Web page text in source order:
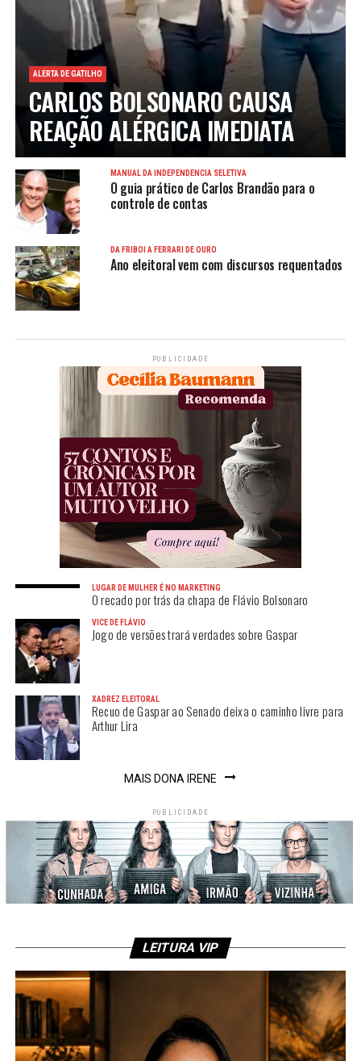
ALERTA DE GATILHO
CARLOS BOLSONARO CAUSA
REAÇÃO ALÉRGICA IMEDIATA
MANUAL DA INDEPENDÊNCIA SELETIVA
O guia prático de Carlos Brandão para o
controle de contas
DA FRIBOI À FERRARI DE OURO
Ano eleitoral vem com discursos requentados
PUBLICIDADE
LUGAR DE MULHER É NO MARKETING
O recado por trás da chapa de Flávio Bolsonaro
VICE DE FLÁVIO
Jogo de versões trará verdades sobre Gaspar
XADREZ ELEITORAL
Recuo de Gaspar ao Senado deixa o caminho livre para
Arthur Lira
MAIS DONA IRENE
PUBLICIDADE
LEITURA VIP